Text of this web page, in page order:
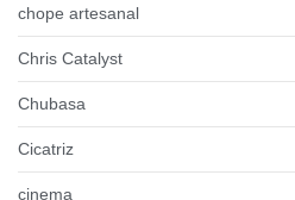
chope artesanal
Chris Catalyst
Chubasa
Cicatriz
cinema